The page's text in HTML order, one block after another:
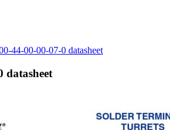
44-00-00-07-0 datasheet
datasheet